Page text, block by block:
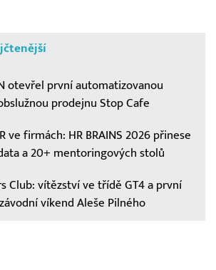
otevřel první automatizovanou
prodejnu Stop Cafe
ve firmách: HR BRAINS 2026 přinese
a 20+ mentoringových stolů
Club: vítězství ve třídě GT4 a první
víkend Aleše Pilného